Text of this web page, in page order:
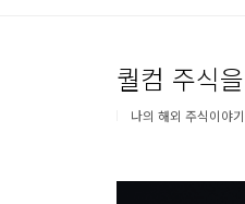
퀄컴 주식
나의 해외 주식이야기